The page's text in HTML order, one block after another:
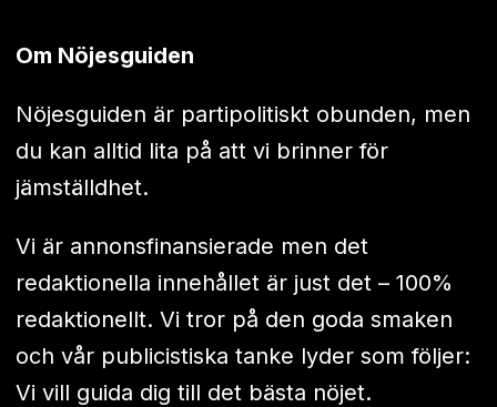
Om Nöjesguiden
Nöjesguiden är partipolitiskt obunden, men
du kan alltid lita på att vi brinner för
jämställdhet.
Vi är annonsfinansierade men det
redaktionella innehållet är just det – 100%
redaktionellt. Vi tror på den goda smaken
och vår publicistiska tanke lyder som följer:
Vi vill guida dig till det bästa nöjet.